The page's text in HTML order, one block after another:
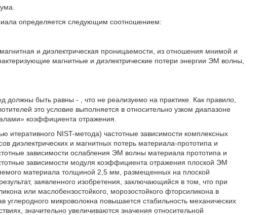
определяется следующим соотношением:
и диэлектрическая проницаемости, из отношения мнимой и
магнитные и диэлектрические потери энергии ЭМ волны,
должны быть равны -
, что не реализуемо на практике. Как правило,
это условие выполняется в относительно узком диапазоне
коэффициента отражения.
NIST-метода) частотные зависимости комплексных
диэлектрических и магнитных потерь материала-прототипа и
зависимости ослабления ЭМ волны материала прототипа и
зависимости модуля коэффициента отражения плоской ЭМ
материала толщиной 2,5 мм, размещенных на плоской
заявленного изобретения, заключающийся в том, что при
или маслобензостойкого, морозостойкого фторсиликона в
углеродного микроволокна повышается стабильность механических
значительно увеличиваются значения относительной